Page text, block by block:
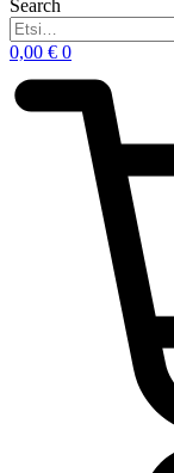
Search
0,00 € 0